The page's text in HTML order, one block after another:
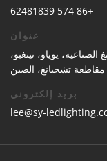
+86 574 62481839
عنوان
يوياو، نينغبو،
بريد إلكتروني
lee@sy-